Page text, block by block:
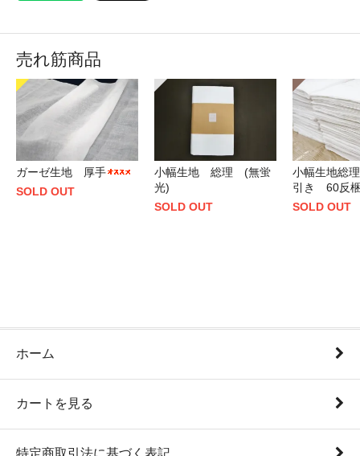
売れ筋商品
ガーゼ生地 厚手
SOLD OUT
小幅生地 総理 (無蛍
光)
SOLD OUT
小幅生地総
引き 60反
SOLD OUT
ホーム
カートを見る
特定商取引法に基づく表記